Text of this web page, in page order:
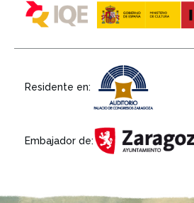
Residente en:
Embajador de: